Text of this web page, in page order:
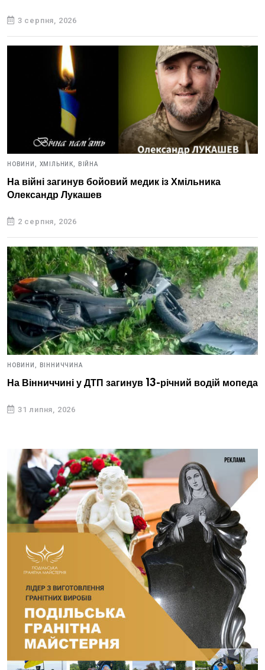
3 серпня, 2026
НОВИНИ, ХМІЛЬНИК, ВІЙНА
На війні загинув бойовий медик із Хмільника
Олександр Лукашев
2 серпня, 2026
НОВИНИ, ВІННИЧЧИНА
На Вінниччині у ДТП загинув 13-річний водій мопеда
31 липня, 2026